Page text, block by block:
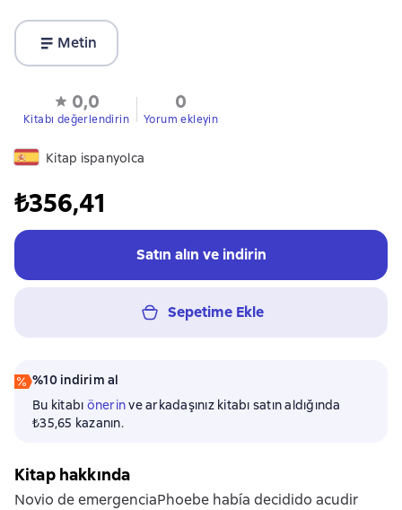
Metin
0,0
Kitabı değerlendirin
0
Yorum ekleyin
Kitap ispanyolca
₺356,41
Satın alın ve indirin
Sepetime Ekle
%10 indirim al
Bu kitabı önerinve arkadaşınız kitabı satın aldığında
₺35,65 kazanın.
Kitap hakkında
Novio de emergenciaPhoebe había decidido acudir